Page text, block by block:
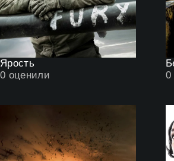
Ярость
0 оценили
0